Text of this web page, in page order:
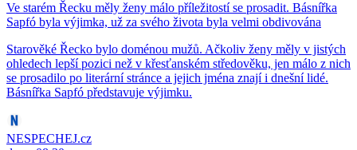
Ve starém Řecku měly ženy málo příležitostí se prosadit. Básnířka
Sapfó byla výjimka, už za svého života byla velmi obdivována
Starověké Řecko bylo doménou mužů. Ačkoliv ženy měly v jistých
ohledech lepší pozici než v křesťanském středověku, jen málo z nich
se prosadilo po literární stránce a jejich jména znají i dnešní lidé.
Básnířka Sapfó představuje výjimku.
NESPECHEJ.cz